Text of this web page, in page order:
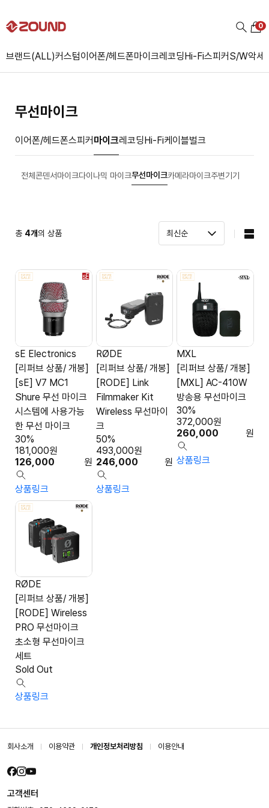
브랜드(ALL)커스텀이어폰/헤드폰마이크레코딩Hi-Fi스피커S/W악세
0
무선마이크
이어폰/헤드폰스피커마이크레코딩Hi-Fi케이블벌크
전체콘덴서마이크다이나믹 마이크무선마이크카메라마이크주변기기
총 4개의 상품
sE Electronics
[리퍼브 상품/ 개봉]
[sE] V7 MC1
Shure 무선 마이크
시스템에 사용가능
한 무선 마이크
126,000 원
181,000원
30%
상품링크
RØDE
[리퍼브 상품/ 개봉]
[RODE] Link
Filmmaker Kit
Wireless 무선마이
크
246,000 원
493,000원
50%
상품링크
MXL
[리퍼브 상품/ 개봉]
[MXL] AC-410W
방송용 무선마이크
260,000 원
372,000원
30%
상품링크
RØDE
[리퍼브 상품/ 개봉]
[RODE] Wireless
PRO 무선마이크
초소형 무선마이크
세트
Sold Out
상품링크
회사소개 이용약관 개인정보처리방침 이용안내
고객센터